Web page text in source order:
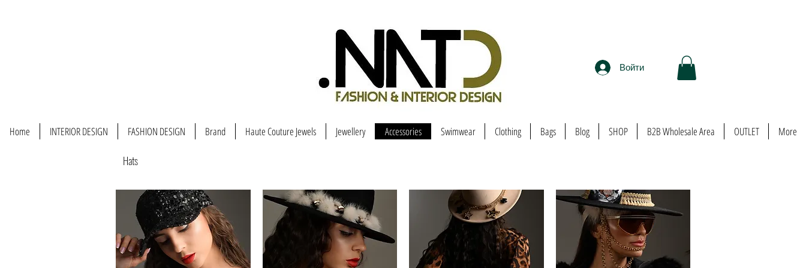
Войти
Home INTERIOR DESIGN FASHION DESIGN Brand Haute Couture Jewels Jewellery Accessories Swimwear Clothing Bags Blog SHOP B2B Wholesale Area OUTLET More
Hats